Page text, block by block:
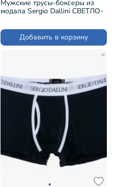
Мужские трусы-боксеры из
модала Sergio Dallini СВЕТЛО-
Добавить в корзину
M